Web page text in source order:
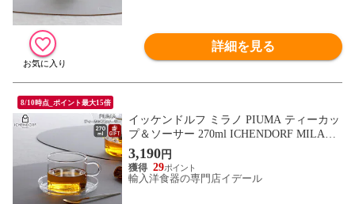
詳細を見る
8/10時点_ポイント最大15倍
イッケンドルフ ミラノ PIUMA ティーカッ
プ＆ソーサー 270ml ICHENDORF MILANO
ギフト 結婚祝い プレゼント 贈り物 食器セ
ット ギフトセット 【食器 カトラリー】
【ギフト】
3,190円
29
輸入洋食器の専門店イデール